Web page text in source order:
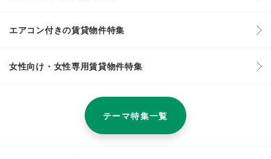
エアコン付きの賃貸物件特集
女性向け・女性専用賃貸物件特集
テーマ特集一覧